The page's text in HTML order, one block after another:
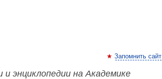
Запомнить сайт
и энциклопедии на Академике